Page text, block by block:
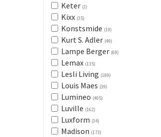
Keter (1)
Kixx (35)
Konstsmide (19)
Kurt S. Adler (49)
Lampe Berger (69)
Lemax (135)
Lesli Living (189)
Louis Maes (39)
Lumineo (405)
Luville (162)
Luxform (34)
Madison (173)